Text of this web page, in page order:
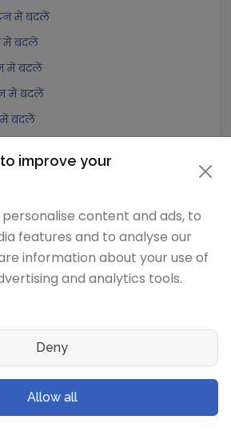
में बदलें
में बदलें
में बदलें
में बदलें
में बदलें
में बदलें
वर्ग सेकंड में बदलें
में बदलें
बल में बदलें
में बदलें
improve your
content and ads, to
features and to analyse our
information about your use of
and analytics tools.
Deny
Allow all